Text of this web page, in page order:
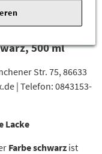
500 ml
Str. 75, 86633
| Telefon: 0843153-
Lacke
Farbe schwarz ist